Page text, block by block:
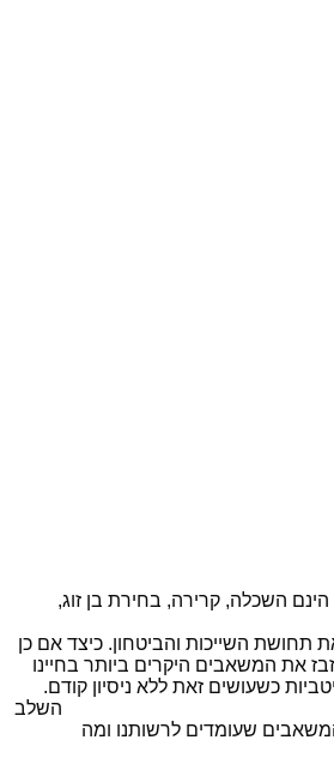
השכלה, קרירה, בחירת בן זוג,
תחושת השייכות והביטחון. כיצד אם כן
את המשאבים היקרים ביותר בחיינו
כשעושים זאת ללא ניסיון קודם.
השלב
שעומדים לרשותנו ומה